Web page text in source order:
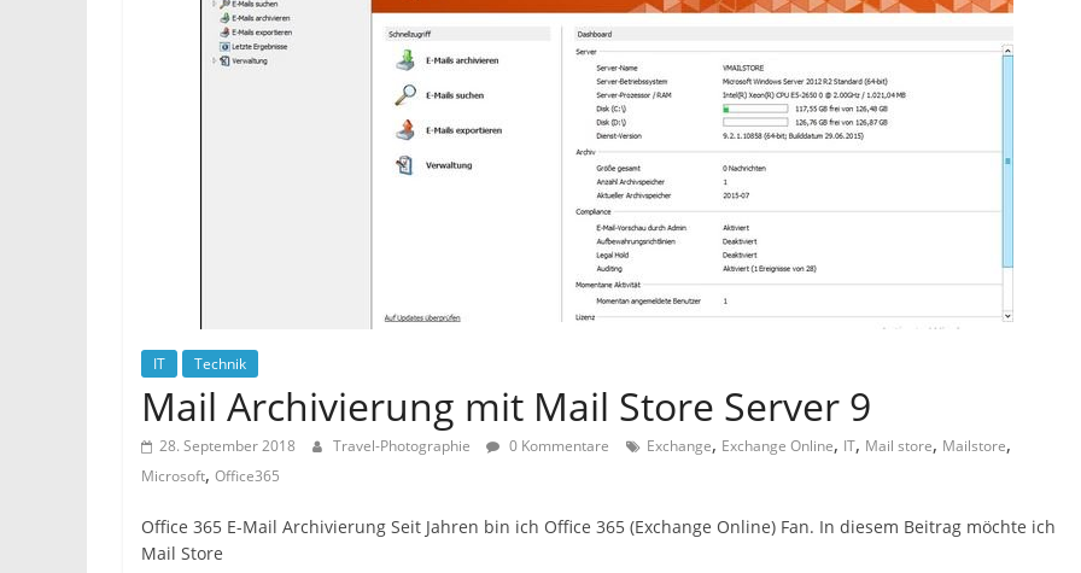
IT Technik
Mail Archivierung mit Mail Store Server 9
28. September 2018 Travel-Photographie 0 Kommentare Exchange, Exchange Online, IT, Mail store, Mailstore,
Microsoft, Office365
Office 365 E-Mail Archivierung Seit Jahren bin ich Office 365 (Exchange Online) Fan. In diesem Beitrag möchte ich
Mail Store